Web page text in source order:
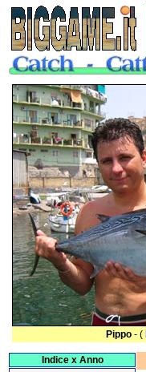
Indice x Anno
Pippo - (